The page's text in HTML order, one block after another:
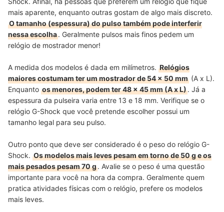
mais aparente, enquanto outras gostam de algo mais discreto.
O tamanho (espessura) do pulso também pode interferir
nessa escolha. Geralmente pulsos mais finos pedem um
relógio de mostrador menor!
A medida dos modelos é dada em milímetros. Relógios
maiores costumam ter um mostrador de 54 x 50 mm (A x L).
Enquanto os menores, podem ter 48 x 45 mm (A x L). Já a
espessura da pulseira varia entre 13 e 18 mm. Verifique se o
relógio G-Shock que você pretende escolher possui um
tamanho legal para seu pulso.
Outro ponto que deve ser considerado é o peso do relógio G-
Shock. Os modelos mais leves pesam em torno de 50 g e os
mais pesados pesam 70 g. Avalie se o peso é uma questão
importante para você na hora da compra. Geralmente quem
pratica atividades físicas com o relógio, prefere os modelos
mais leves.